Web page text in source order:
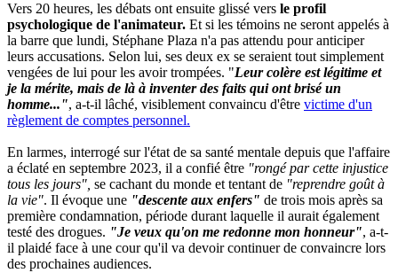
Vers 20 heures, les débats ont ensuite glissé vers le profil
psychologique de l'animateur. Et si les témoins ne seront appelés à
la barre que lundi, Stéphane Plaza n'a pas attendu pour anticiper
leurs accusations. Selon lui, ses deux ex se seraient tout simplement
vengées de lui pour les avoir trompées. "Leur colère est légitime et
je la mérite, mais de là à inventer des faits qui ont brisé un
homme...", a-t-il lâché, visiblement convaincu d'être victime d'un
règlement de comptes personnel.
En larmes, interrogé sur l'état de sa santé mentale depuis que l'affaire
a éclaté en septembre 2023, il a confié être "rongé par cette injustice
tous les jours", se cachant du monde et tentant de "reprendre goût à
la vie". Il évoque une "descente aux enfers" de trois mois après sa
première condamnation, période durant laquelle il aurait également
testé des drogues. "Je veux qu'on me redonne mon honneur", a-t-
il plaidé face à une cour qu'il va devoir continuer de convaincre lors
des prochaines audiences.